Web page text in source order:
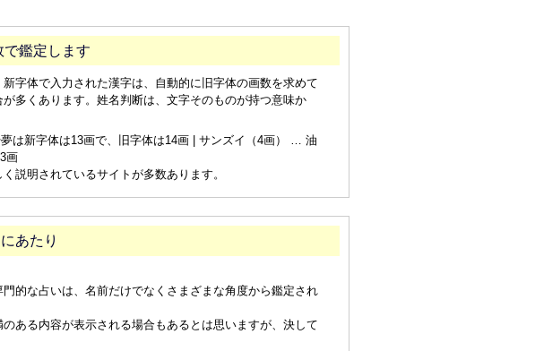
鑑定します
字体で入力された漢字は、自動的に旧字体の画数を求めて
多くあります。姓名判断は、文字そのものが持つ意味か
は新字体は13画で、旧字体は14画 | サンズイ（4画） … 油
画
説明されているサイトが多数あります。
あたり
的な占いは、名前だけでなくさまざまな角度から鑑定され
ある内容が表示される場合もあるとは思いますが、決して